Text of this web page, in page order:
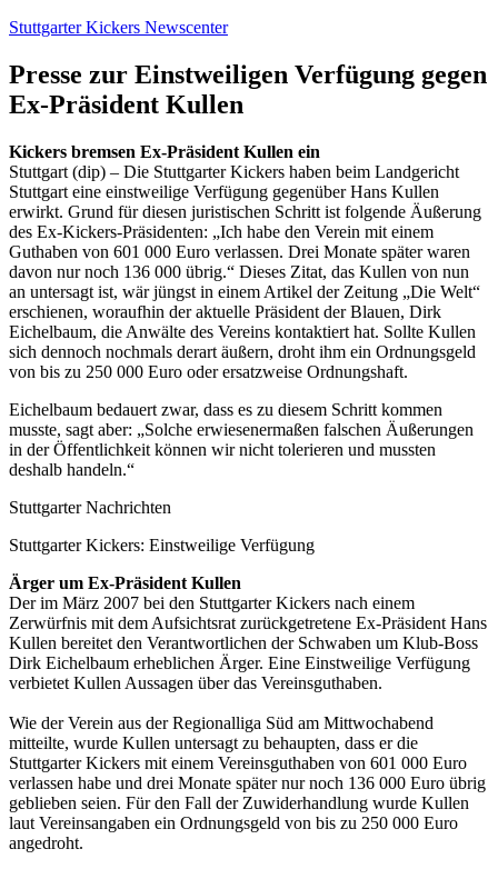
Zum
springen
Stuttgarter Kickers Newscenter
Presse zur Einstweiligen Verfügung gegen
Ex-Präsident Kullen
Kickers bremsen Ex-Präsident Kullen ein
Stuttgart (dip) – Die Stuttgarter Kickers haben beim Landgericht
Stuttgart eine einstweilige Verfügung gegenüber Hans Kullen
erwirkt. Grund für diesen juristischen Schritt ist folgende Äußerung
des Ex-Kickers-Präsidenten: „Ich habe den Verein mit einem
Guthaben von 601 000 Euro verlassen. Drei Monate später waren
davon nur noch 136 000 übrig.“ Dieses Zitat, das Kullen von nun
an untersagt ist, wär jüngst in einem Artikel der Zeitung „Die Welt“
erschienen, woraufhin der aktuelle Präsident der Blauen, Dirk
Eichelbaum, die Anwälte des Vereins kontaktiert hat. Sollte Kullen
sich dennoch nochmals derart äußern, droht ihm ein Ordnungsgeld
von bis zu 250 000 Euro oder ersatzweise Ordnungshaft.
Eichelbaum bedauert zwar, dass es zu diesem Schritt kommen
musste, sagt aber: „Solche erwiesenermaßen falschen Äußerungen
in der Öffentlichkeit können wir nicht tolerieren und mussten
deshalb handeln.“
Stuttgarter Nachrichten
Stuttgarter Kickers: Einstweilige Verfügung
Ärger um Ex-Präsident Kullen
Der im März 2007 bei den Stuttgarter Kickers nach einem
Zerwürfnis mit dem Aufsichtsrat zurückgetretene Ex-Präsident Hans
Kullen bereitet den Verantwortlichen der Schwaben um Klub-Boss
Dirk Eichelbaum erheblichen Ärger. Eine Einstweilige Verfügung
verbietet Kullen Aussagen über das Vereinsguthaben.
Wie der Verein aus der Regionalliga Süd am Mittwochabend
mitteilte, wurde Kullen untersagt zu behaupten, dass er die
Stuttgarter Kickers mit einem Vereinsguthaben von 601 000 Euro
verlassen habe und drei Monate später nur noch 136 000 Euro übrig
geblieben seien. Für den Fall der Zuwiderhandlung wurde Kullen
laut Vereinsangaben ein Ordnungsgeld von bis zu 250 000 Euro
angedroht.